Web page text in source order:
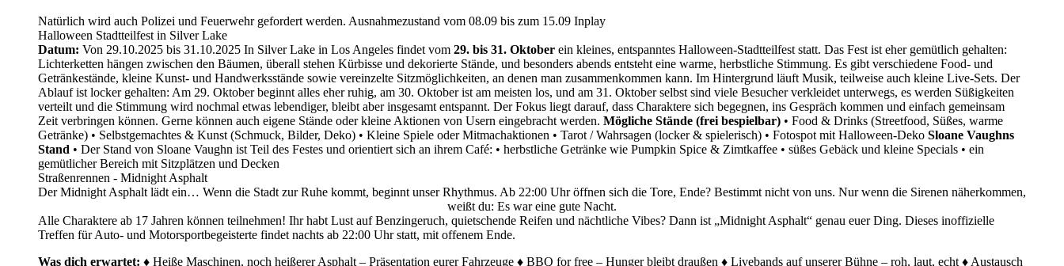
Natürlich wird auch Polizei und Feuerwehr gefordert werden. Ausnahmezustand vom 08.09 bis zum 15.09 Inplay
Halloween Stadtteilfest in Silver Lake
Datum: Von 29.10.2025 bis 31.10.2025 In Silver Lake in Los Angeles findet vom 29. bis 31. Oktober ein kleines, entspanntes Halloween-Stadtteilfest statt. Das Fest ist eher gemütlich gehalten:
Lichterketten hängen zwischen den Bäumen, überall stehen Kürbisse und dekorierte Stände, und besonders abends entsteht eine warme, herbstliche Stimmung. Es gibt verschiedene Food- und
Getränkestände, kleine Kunst- und Handwerksstände sowie vereinzelte Sitzmöglichkeiten, an denen man zusammenkommen kann. Im Hintergrund läuft Musik, teilweise auch kleine Live-Sets. Der
Ablauf ist locker gehalten: Am 29. Oktober beginnt alles eher ruhig, am 30. Oktober ist am meisten los, und am 31. Oktober selbst sind viele Besucher verkleidet unterwegs, es werden Süßigkeiten
verteilt und die Stimmung wird nochmal etwas lebendiger, bleibt aber insgesamt entspannt. Der Fokus liegt darauf, dass Charaktere sich begegnen, ins Gespräch kommen und einfach gemeinsam
Zeit verbringen können. Gerne können auch eigene Stände oder kleine Aktionen von Usern eingebracht werden. Mögliche Stände (frei bespielbar) • Food & Drinks (Streetfood, Süßes, warme
Getränke) • Selbstgemachtes & Kunst (Schmuck, Bilder, Deko) • Kleine Spiele oder Mitmachaktionen • Tarot / Wahrsagen (locker & spielerisch) • Fotospot mit Halloween-Deko Sloane Vaughns
Stand • Der Stand von Sloane Vaughn ist Teil des Festes und orientiert sich an ihrem Café: • herbstliche Getränke wie Pumpkin Spice & Zimtkaffee • süßes Gebäck und kleine Specials • ein
gemütlicher Bereich mit Sitzplätzen und Decken
Straßenrennen - Midnight Asphalt
Der Midnight Asphalt lädt ein… Wenn die Stadt zur Ruhe kommt, beginnt unser Rhythmus. Ab 22:00 Uhr öffnen sich die Tore, Ende? Bestimmt nicht von uns. Nur wenn die Sirenen näherkommen,
weißt du: Es war eine gute Nacht.
Alle Charaktere ab 17 Jahren können teilnehmen! Ihr habt Lust auf Benzingeruch, quietschende Reifen und nächtliche Vibes? Dann ist „Midnight Asphalt“ genau euer Ding. Dieses inoffizielle
Treffen für Auto- und Motorsportbegeisterte findet nachts ab 22:00 Uhr statt, mit offenem Ende.
Was dich erwartet: ♦ Heiße Maschinen, noch heißerer Asphalt – Präsentation eurer Fahrzeuge ♦ BBQ for free – Hunger bleibt draußen ♦ Livebands auf unserer Bühne – roh, laut, echt ♦ Austausch